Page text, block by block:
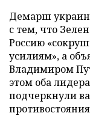
Демарш
с тем, что
Россию
усилиям», а
Владимиром
этом оба
подчеркнули